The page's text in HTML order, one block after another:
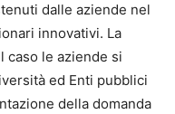
dalle aziende nel
innovativi. La
caso le aziende si
ed Enti pubblici
della domanda